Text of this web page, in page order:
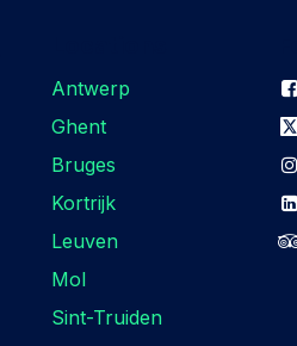
Antwerp
Ghent
Bruges
Kortrijk
Leuven
Mol
Sint-Truiden